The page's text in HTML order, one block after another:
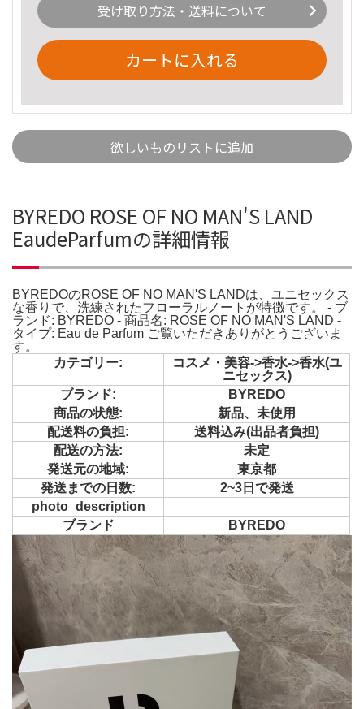
受け取り方法・送料について
カートに入れる
欲しいものリストに追加
BYREDO ROSE OF NO MAN'S LAND
EaudeParfumの詳細情報
BYREDOのROSE OF NO MAN'S LANDは、ユニセックス
な香りで、洗練されたフローラルノートが特徴です。 - ブ
ランド: BYREDO - 商品名: ROSE OF NO MAN'S LAND -
タイプ: Eau de Parfum ご覧いただきありがとうございま
す。
カテゴリー:
コスメ・美容->香水->香水(ユ
ニセックス)
ブランド:
BYREDO
商品の状態:
新品、未使用
配送料の負担:
送料込み(出品者負担)
配送の方法:
未定
発送元の地域:
東京都
発送までの日数:
2~3日で発送
photo_description
ブランド
BYREDO